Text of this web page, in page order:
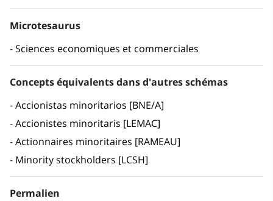
Microtesaurus
Sciences economiques et commerciales
Concepts équivalents dans d'autres schémas
Accionistas minoritarios [BNE/A]
Accionistes minoritaris [LEMAC]
Actionnaires minoritaires [RAMEAU]
Minority stockholders [LCSH]
Permalien